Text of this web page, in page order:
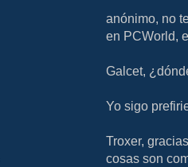
anónimo, no
en PCWorld,
Galcet,
Yo sigo
Troxer,
cosas son